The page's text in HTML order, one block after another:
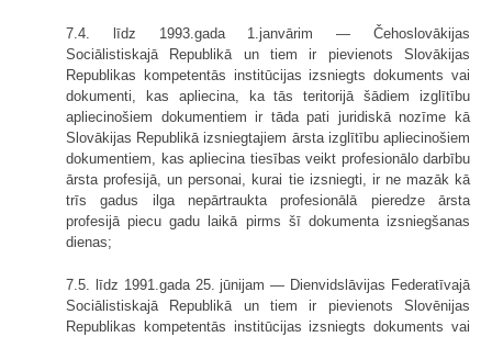
7.4. līdz 1993.gada 1.janvārim — Čeho­slovākijas
Sociālistiskajā Republikā un tiem ir pievienots Slovākijas
Republikas kompetentās institūcijas izsniegts dokuments vai
dokumenti, kas apliecina, ka tās teritorijā šādiem izglītību
aplie­cinošiem dokumentiem ir tāda pati juridiskā nozīme kā
Slovākijas Republikā izsniegtajiem ārsta izglītību apliecinošiem
dokumentiem, kas apliecina tiesības veikt profesionālo darbību
ārsta profesijā, un personai, kurai tie izsniegti, ir ne mazāk kā
trīs gadus ilga nepārtraukta profesionālā pieredze ārsta
profesijā piecu gadu laikā pirms šī dokumenta izsniegšanas
dienas;
7.5. līdz 1991.gada 25. jūnijam — Dienvidslāvijas Federatīvajā
Sociālistiskajā Republikā un tiem ir pievienots Slovēnijas
Republikas kompetentās institūcijas izsniegts dokuments vai